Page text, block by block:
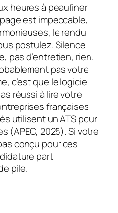
heures à peaufiner
est impeccable,
le rendu
postulez. Silence
pas d’entretien, rien.
pas votre
c’est que le logiciel
réussi à lire votre
françaises
utilisent un ATS pour
(APEC, 2025). Si votre
conçu pour ces
part
pile.